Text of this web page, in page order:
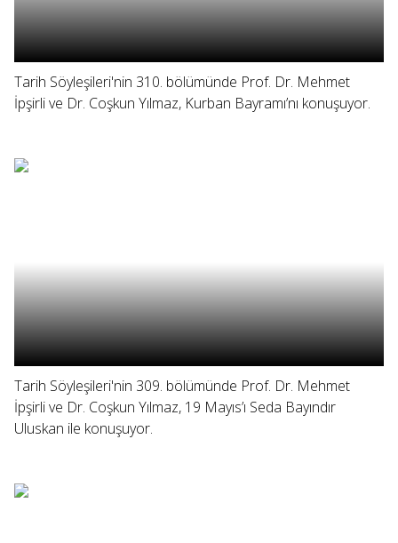
Tarih Söyleşileri'nin 310. bölümünde Prof. Dr. Mehmet
İpşirli ve Dr. Coşkun Yılmaz, Kurban Bayramı’nı konuşuyor.
Tarih Söyleşileri'nin 309. bölümünde Prof. Dr. Mehmet
İpşirli ve Dr. Coşkun Yılmaz, 19 Mayıs’ı Seda Bayındır
Uluskan ile konuşuyor.